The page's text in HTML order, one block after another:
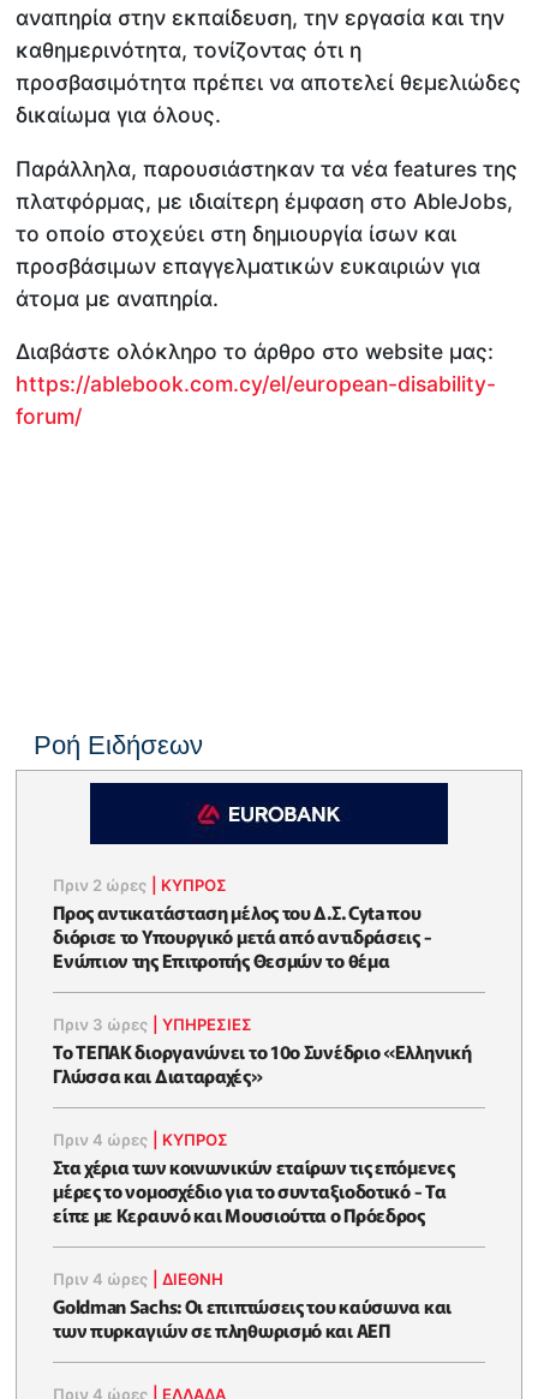
αναπηρία στην εκπαίδευση, την εργασία και την
καθημερινότητα, τονίζοντας ότι η
προσβασιμότητα πρέπει να αποτελεί θεμελιώδες
δικαίωμα για όλους.
Παράλληλα, παρουσιάστηκαν τα νέα features της
πλατφόρμας, με ιδιαίτερη έμφαση στο AbleJobs,
το οποίο στοχεύει στη δημιουργία ίσων και
προσβάσιμων επαγγελματικών ευκαιριών για
άτομα με αναπηρία.
Διαβάστε ολόκληρο το άρθρο στο website μας:
https://ablebook.com.cy/el/european-disability-
forum/
Ροή Ειδήσεων
Πριν 2 ώρες ΚΥΠΡΟΣ
Προς αντικατάσταση μέλος του Δ.Σ. Cyta που
διόρισε το Υπουργικό μετά από αντιδράσεις -
Ενώπιον της Επιτροπής Θεσμών το θέμα
Πριν 3 ώρες |ΥΠΗΡΕΣΙΕΣ
Το ΤΕΠΑΚ διοργανώνει το 10ο Συνέδριο «Ελληνική
Γλώσσα και Διαταραχές»
Πριν 4 ώρες ΚΥΠΡΟΣ
Στα χέρια των κοινωνικών εταίρων τις επόμενες
μέρες το νομοσχέδιο για το συνταξιοδοτικό - Τα
είπε με Κεραυνό και Μουσιούττα ο Πρόεδρος
Πριν 4 ώρες |ΔΙΕΘΝΗ
Goldman Sachs: Οι επιπτώσεις του καύσωνα και
των πυρκαγιών σε πληθωρισμό και ΑΕΠ
Πριν 4 ώρες ΕΛΛΆΔΑ